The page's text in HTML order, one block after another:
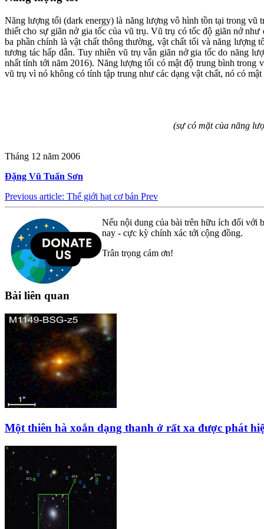
Năng lượng tối (dark energy) là năng lượng vô hình tồn tại trong vũ
thiết cho sự giãn nở gia tốc của vũ trụ. Vũ trụ có tốc độ giãn nở
ba phần chính là vật chất thông thường, vật chất tối và năng lượng
tương tác hấp dẫn. Tuy nhiên vũ trụ vẫn giãn nở gia tốc do năng
nhất tính tới năm 2016). Năng lượng tối có mật độ trung bình trong
vũ trụ vì nó không có tính tập trung như các dạng vật chất, nó có
(sự có mặt của năng
Tháng 12 năm 2006
Đặng Vũ Tuấn Sơn
Previous article: Thế giới hạt cơ bản Prev
Nếu nội dung của bài trên hữu ích đối với
nay - cực kỳ chính xác tới cộng đồng.
Trân trọng cám ơn!
Bài liên quan
Một thiên hà xoắn dạng thanh ở rất xa được phát